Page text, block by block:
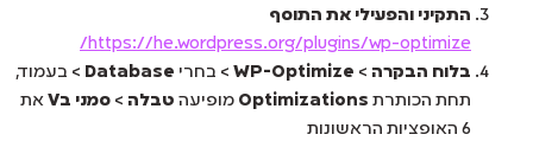
התקיני והפעילי את התוסף
https://he.wordpress.org/plugins/wp-optimize/
בלוח הבקרה >
WP-Optimize > בחרי Database > בעמוד,
תחת הכותרת Optimizations מופיעה טבלה > סמני בV
את
6 האופציות הראשונות